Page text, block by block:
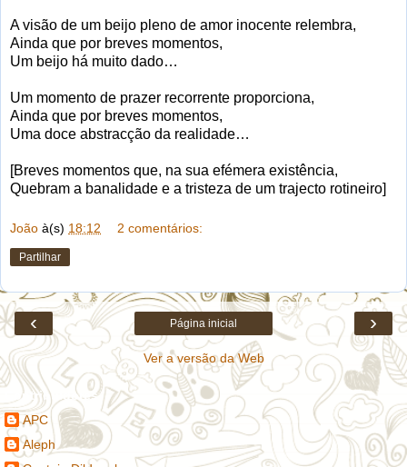
A visão de um beijo pleno de amor inocente relembra,
Ainda que por breves momentos,
Um beijo há muito dado…
Um momento de prazer recorrente proporciona,
Ainda que por breves momentos,
Uma doce abstracção da realidade…
[Breves momentos que, na sua efémera existência,
Quebram a banalidade e a tristeza de um trajecto rotineiro]
João à(s) 18:12 2 comentários:
Partilhar
‹ ›
Página inicial
Ver a versão da Web
Contribuidores
APC
Aleph